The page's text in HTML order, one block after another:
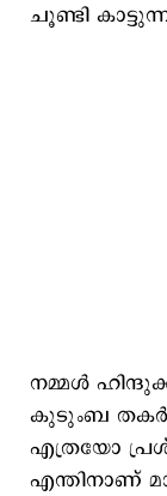
ചൂണ്ടി
നമ്മൾ
കുടുംബ
എത്രയോ
എന്തിനാണ്